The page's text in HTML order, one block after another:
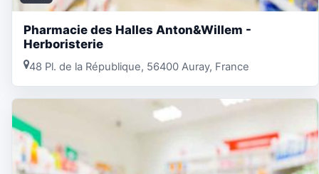
Pharmacie des Halles Anton&Willem -
Herboristerie
48 Pl. de la République, 56400 Auray, France